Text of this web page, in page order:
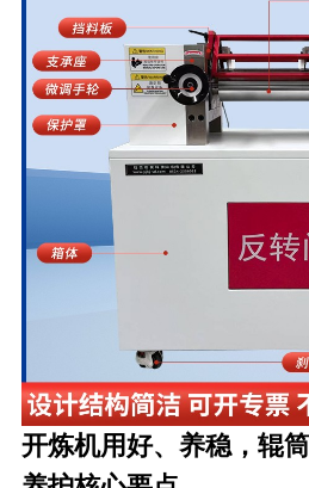
开炼机用好、养稳，辊